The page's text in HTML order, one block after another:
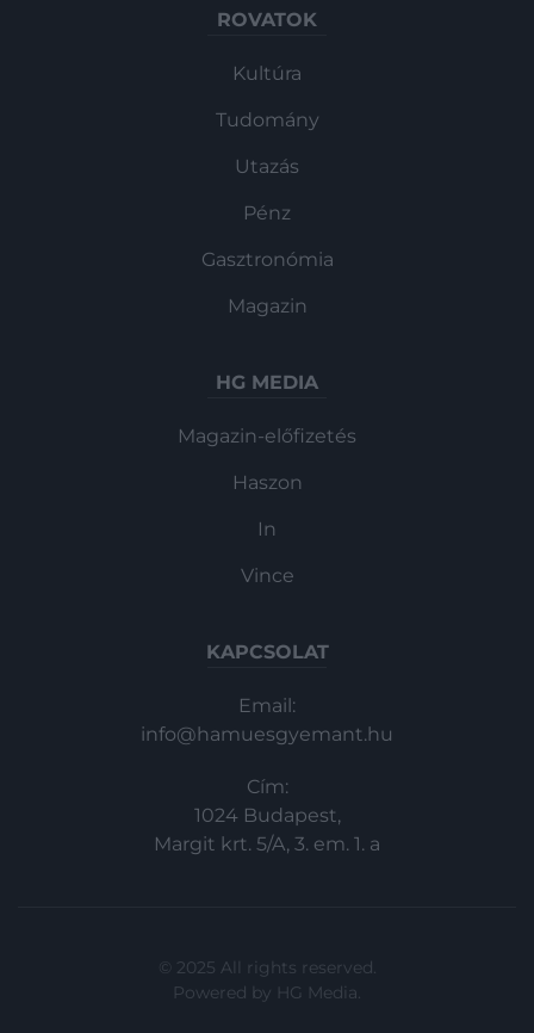
ROVATOK
Kultúra
Tudomány
Utazás
Pénz
Gasztronómia
Magazin
HG MEDIA
Magazin-előfizetés
Haszon
In
Vince
KAPCSOLAT
Email:
info@hamuesgyemant.hu
Cím:
1024 Budapest,
Margit krt. 5/A, 3. em. 1. a
© 2025 All rights reserved.
Powered by HG Media.